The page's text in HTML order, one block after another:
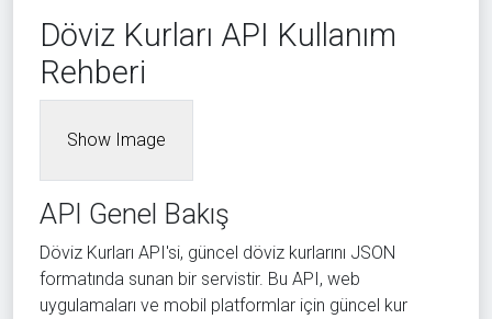
Döviz Kurları API Kullanım
Rehberi
Show Image
API Genel Bakış
Döviz Kurları API'si, güncel döviz kurlarını JSON
formatında sunan bir servistir. Bu API, web
uygulamaları ve mobil platformlar için güncel kur